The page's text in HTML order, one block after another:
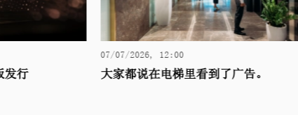
07/07/2026, 12:00
大家都说在电梯里看到了广告。